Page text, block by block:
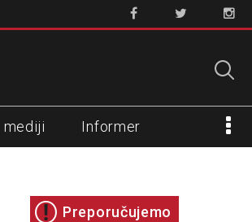
mediji Informer
Preporučujemo